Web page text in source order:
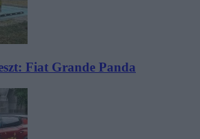
Fiat Grande Panda